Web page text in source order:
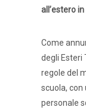
all’estero
Come
degli Esteri
regole del
scuola, con
personale